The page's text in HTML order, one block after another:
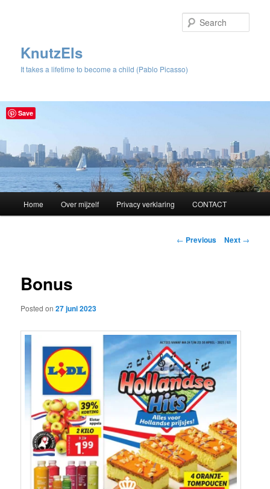
KnutzEls
It takes a lifetime to become a child (Pablo Picasso)
Skip
content
Home Over mijzelf Privacy verklaring CONTACT
Post
← Previous Next →
Bonus
Posted on27 juni 2023
Save